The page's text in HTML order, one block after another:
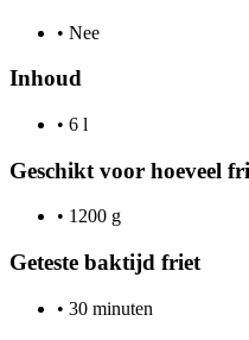
• Nee
Inhoud
• 6 l
Geschikt voor hoeveel
• 1200 g
Geteste baktijd friet
• 30 minuten